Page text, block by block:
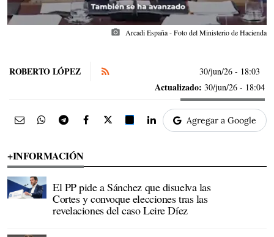
photo_camera Arcadi España - Foto del Ministerio de Hacienda
ROBERTO LÓPEZ 30/jun/26 - 18:03
Actualizado: 30/jun/26 - 18:04
Agregar a Google
+INFORMACIÓN
El PP pide a Sánchez que disuelva las
Cortes y convoque elecciones tras las
revelaciones del caso Leire Díez